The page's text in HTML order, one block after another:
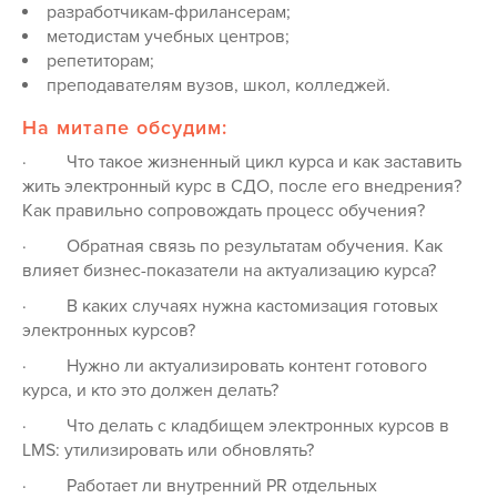
разработчикам-фрилансерам;
методистам учебных центров;
репетиторам;
преподавателям вузов, школ, колледжей.
На митапе обсудим:
· Что такое жизненный цикл курса и как заставить
жить электронный курс в СДО, после его внедрения?
Как правильно сопровождать процесс обучения?
· Обратная связь по результатам обучения. Как
влияет бизнес-показатели на актуализацию курса?
· В каких случаях нужна кастомизация готовых
электронных курсов?
· Нужно ли актуализировать контент готового
курса, и кто это должен делать?
· Что делать с кладбищем электронных курсов в
LMS: утилизировать или обновлять?
· Работает ли внутренний PR отдельных